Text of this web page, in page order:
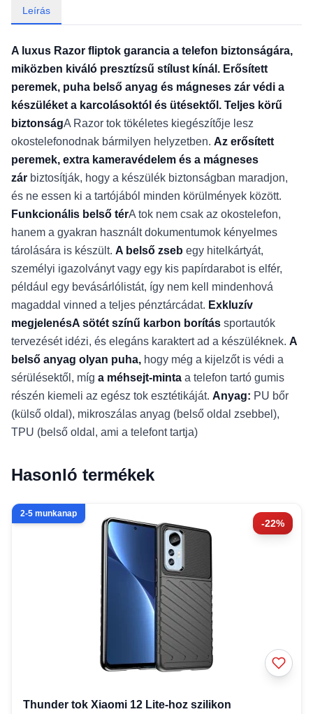
Leírás
A luxus Razor fliptok garancia a telefon biztonságára,
miközben kiváló presztízsű stílust kínál. Erősített
peremek, puha belső anyag és mágneses zár védi a
készüléket a karcolásoktól és ütésektől. Teljes körű
biztonságA Razor tok tökéletes kiegészítője lesz
okostelefonodnak bármilyen helyzetben. Az erősített
peremek, extra kameravédelem és a mágneses
zár biztosítják, hogy a készülék biztonságban maradjon,
és ne essen ki a tartójából minden körülmények között.
Funkcionális belső térA tok nem csak az okostelefon,
hanem a gyakran használt dokumentumok kényelmes
tárolására is készült. A belső zseb egy hitelkártyát,
személyi igazolványt vagy egy kis papírdarabot is elfér,
például egy bevásárlólistát, így nem kell mindenhová
magaddal vinned a teljes pénztárcádat. Exkluzív
megjelenésA sötét színű karbon borítás sportautók
tervezését idézi, és elegáns karaktert ad a készüléknek. A
belső anyag olyan puha, hogy még a kijelzőt is védi a
sérülésektől, míg a méhsejt-minta a telefon tartó gumis
részén kiemeli az egész tok esztétikáját. Anyag: PU bőr
(külső oldal), mikroszálas anyag (belső oldal zsebbel),
TPU (belső oldal, ami a telefont tartja)
Hasonló termékek
-22%
2-5 munkanap
Thunder tok Xiaomi 12 Lite-hoz szilikon